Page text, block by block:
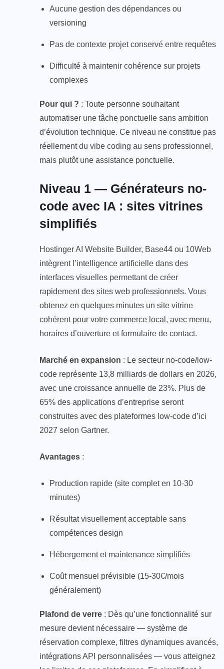
Aucune gestion des dépendances ou
versioning
Pas de contexte projet conservé entre requêtes
Difficulté à maintenir cohérence sur projets
complexes
Pour qui ? : Toute personne souhaitant
automatiser une tâche ponctuelle sans ambition
d’évolution technique. Ce niveau ne constitue pas
réellement du vibe coding au sens professionnel,
mais plutôt une assistance ponctuelle.
Niveau 1 — Générateurs no-
code avec IA : sites vitrines
simplifiés
Hostinger AI Website Builder, Base44 ou 10Web
intègrent l’intelligence artificielle dans des
interfaces visuelles permettant de créer
rapidement des sites web professionnels. Vous
obtenez en quelques minutes un site vitrine
cohérent pour votre commerce local, avec menu,
horaires d’ouverture et formulaire de contact.
Marché en expansion : Le secteur no-code/low-
code représente 13,8 milliards de dollars en 2026,
avec une croissance annuelle de 23%. Plus de
65% des applications d’entreprise seront
construites avec des plateformes low-code d’ici
2027 selon Gartner.
Avantages :
Production rapide (site complet en 10-30
minutes)
Résultat visuellement acceptable sans
compétences design
Hébergement et maintenance simplifiés
Coût mensuel prévisible (15-30€/mois
généralement)
Plafond de verre : Dès qu’une fonctionnalité sur
mesure devient nécessaire — système de
réservation complexe, filtres dynamiques avancés,
intégrations API personnalisées — vous atteignez